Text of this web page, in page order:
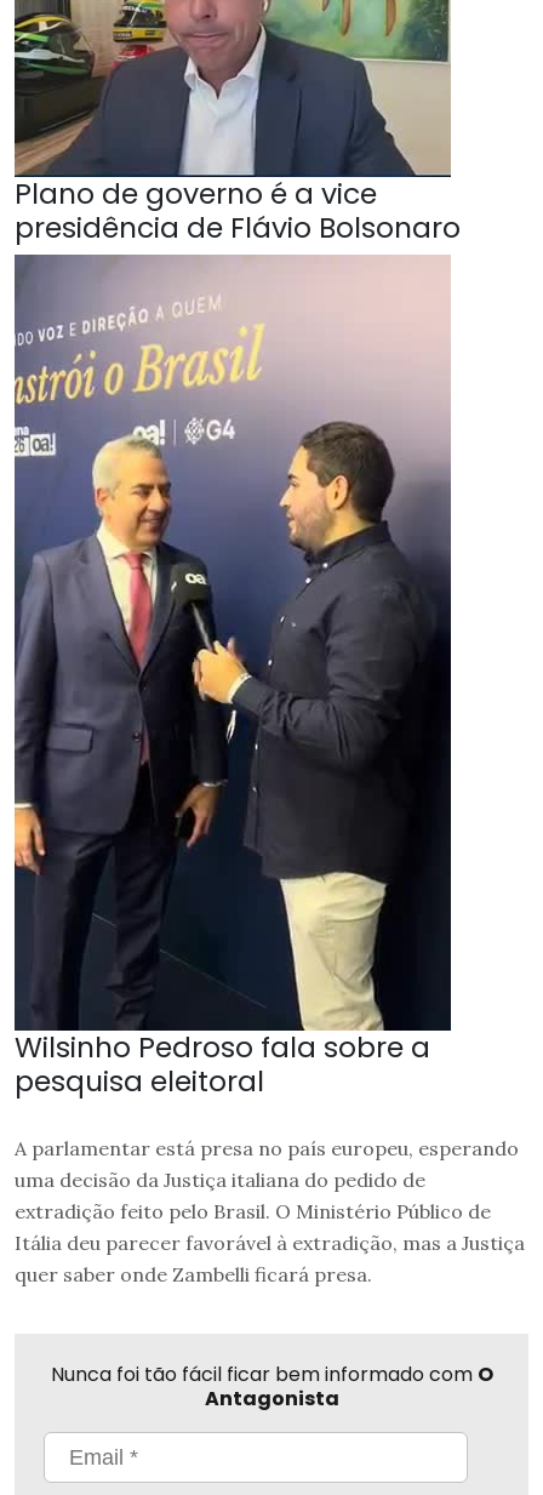
Plano de governo é a vice
presidência de Flávio Bolsonaro
Wilsinho Pedroso fala sobre a
pesquisa eleitoral
A parlamentar está presa no país europeu, esperando
uma decisão da Justiça italiana do pedido de
extradição feito pelo Brasil. O Ministério Público de
Itália deu parecer favorável à extradição, mas a Justiça
quer saber onde Zambelli ficará presa.
Nunca foi tão fácil ficar bem informado com O
Antagonista